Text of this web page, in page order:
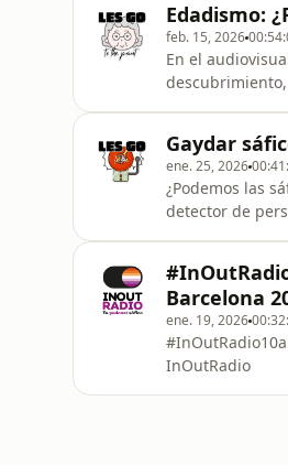
silencios incóm
Edadismo:
feb. 15, 2026
En el
la madurez y de
Gaydar
ene. 25, 2026
¿Podemos las
detector de
Barcelona
ene. 19, 2026
InOutRadio